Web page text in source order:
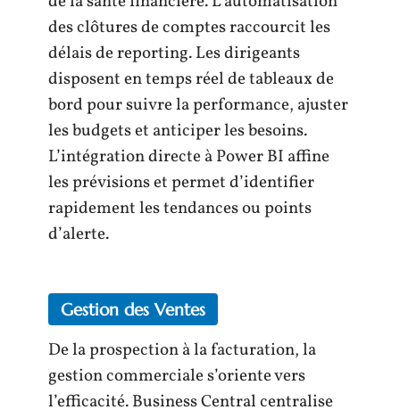
des clôtures de comptes raccourcit les
délais de reporting. Les dirigeants
disposent en temps réel de tableaux de
bord pour suivre la performance, ajuster
les budgets et anticiper les besoins.
L’intégration directe à Power BI affine
les prévisions et permet d’identifier
rapidement les tendances ou points
d’alerte.
Gestion des Ventes
De la prospection à la facturation, la
gestion commerciale s’oriente vers
l’efficacité. Business Central centralise